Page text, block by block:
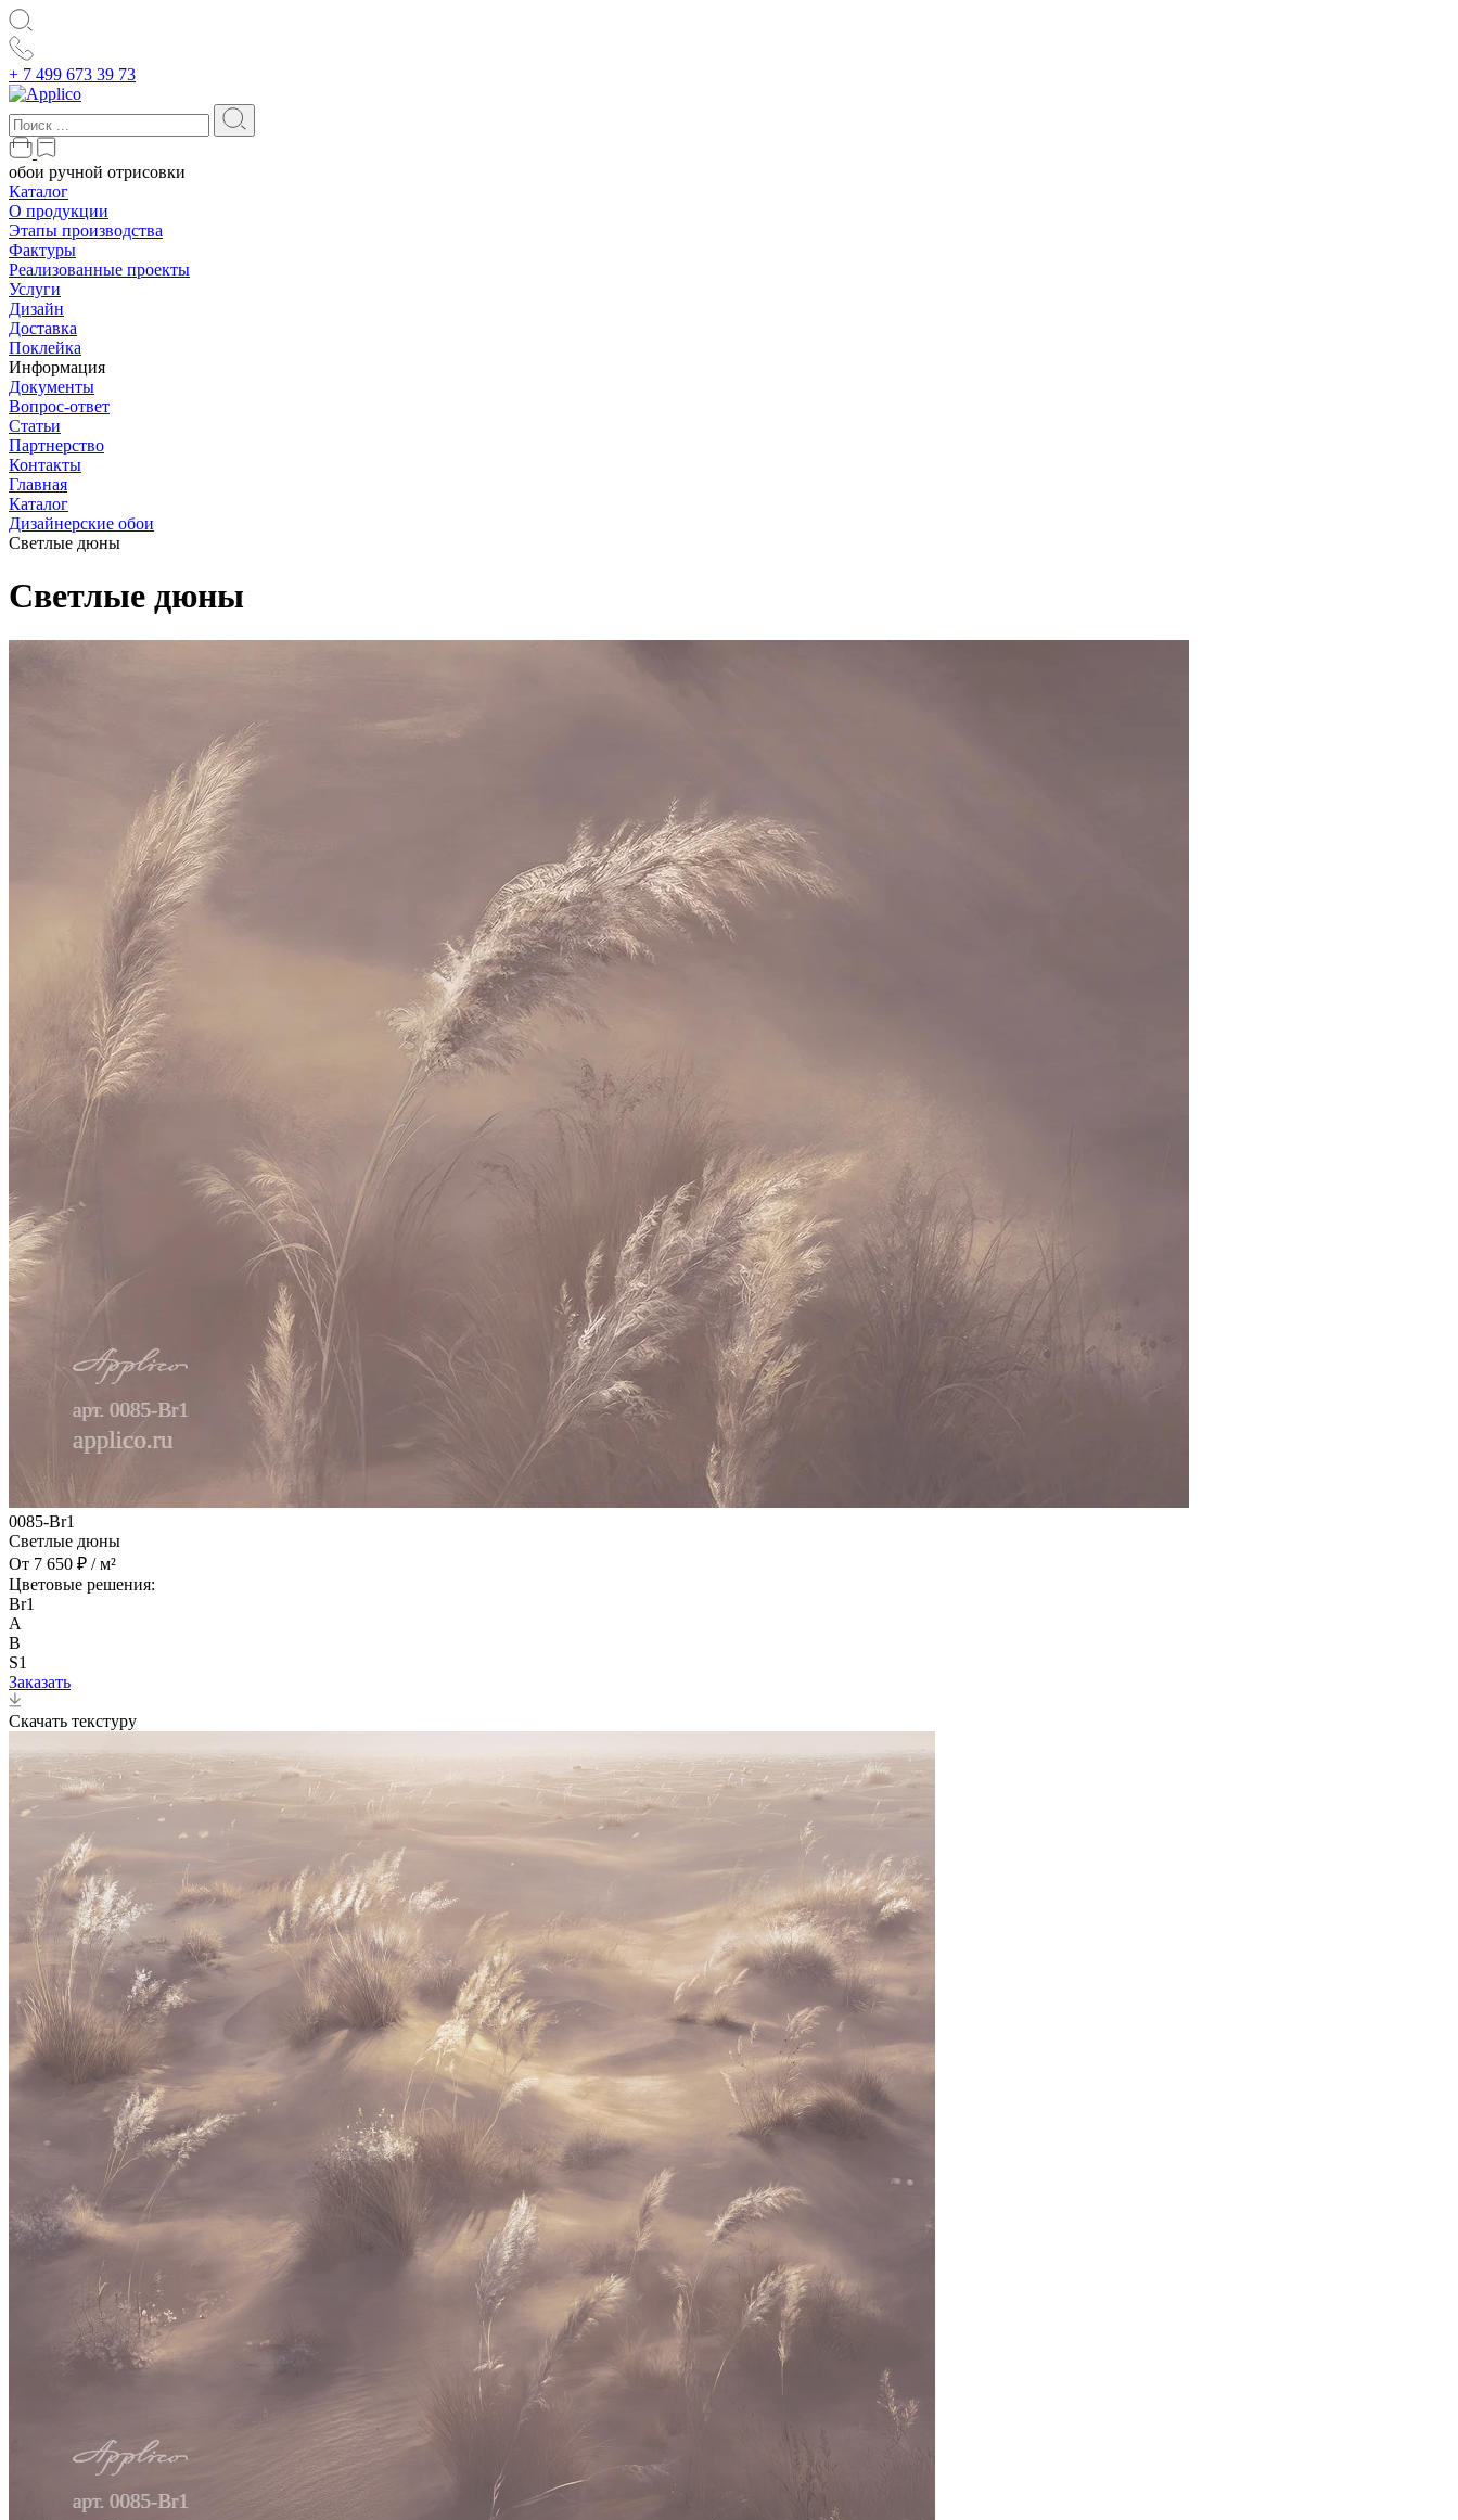
+ 7 499 673 39 73
обои ручной отрисовки
Каталог
О продукции
Этапы производства
Фактуры
Реализованные проекты
Услуги
Дизайн
Доставка
Поклейка
Информация
Документы
Вопрос-ответ
Статьи
Партнерство
Контакты
Главная
Каталог
Дизайнерские обои
Светлые дюны
Светлые дюны
0085-Br1
Светлые дюны
От 7 650 ₽ / м²
Цветовые решения:
Br1
A
B
S1
Заказать
Скачать текстуру